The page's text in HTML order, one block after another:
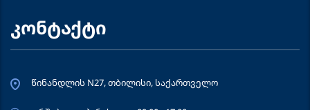
კონტაქტი
წინანდლის N27, თბილისი, საქართველო